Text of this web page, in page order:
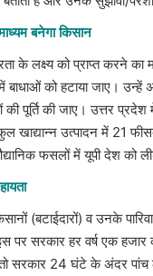
बनेगा किसान
के लक्ष्य को प्राप्त करने
बाधाओं को हटाया जाए।
की जाए। उत्तर प्रदेश
खाद्यान्न उत्पादन में 21
फसलों में यूपी देश को
(बटाईदारों) व उनके
पर सरकार हर वर्ष एक
सरकार 24 घंटे के अंदर पांच